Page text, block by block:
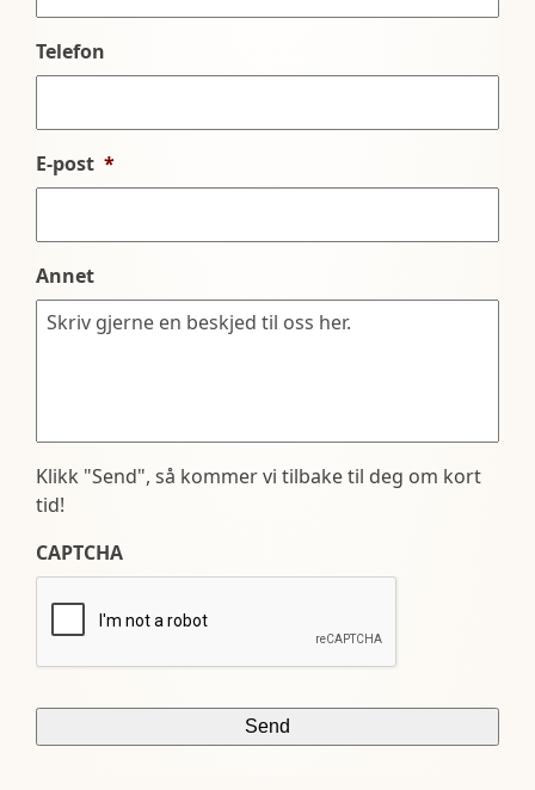
Telefon
E-post *
Annet
Klikk "Send", så kommer vi tilbake til deg om kort
tid!
CAPTCHA